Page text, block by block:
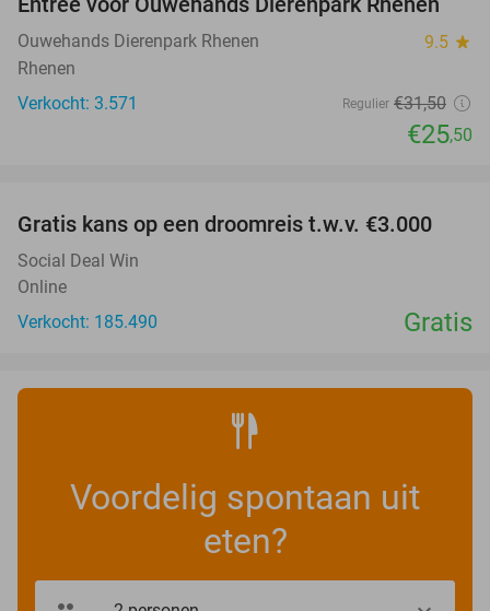
19%
Ouwehands Dierenpark Rhenen 9.5 star
Rhenen
Verkocht: 3.571
Regulier €31,50
€25,50
Gratis kans op een droomreis t.w.v. €3.000
Social Deal Win
Online
Verkocht: 185.490
Gratis
Voordelig spontaan uit
eten?